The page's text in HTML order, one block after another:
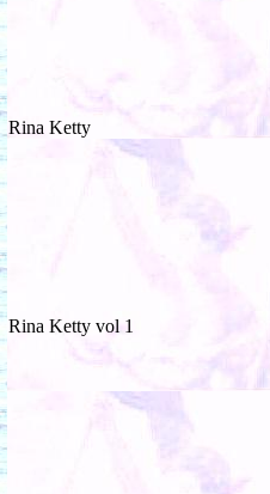
Rina Ketty
Rina Ketty vol 1